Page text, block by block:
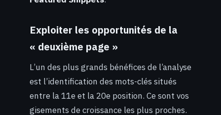
Exploiter les opportunités de la
« deuxième page »
L’un des plus grands bénéfices de l’analyse
est l’identification des mots-clés situés
entre la 11e et la 20e position. Ce sont vos
gisements de croissance les plus proches.